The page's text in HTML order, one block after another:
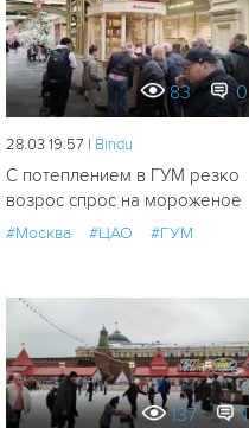
83 0
28.03 19:57 | Bindu
С потеплением в ГУМ резко
возрос спрос на мороженое
#Москва #ЦАО #ГУМ
137 1